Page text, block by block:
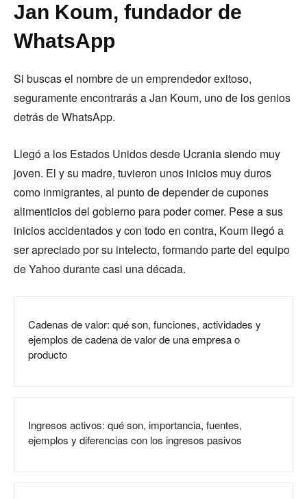
Jan Koum, fundador de
WhatsApp
Si buscas el nombre de un emprendedor exitoso,
seguramente encontrarás a Jan Koum, uno de los genios
detrás de WhatsApp.
Llegó a los Estados Unidos desde Ucrania siendo muy
joven. El y su madre, tuvieron unos inicios muy duros
como inmigrantes, al punto de depender de cupones
alimenticios del gobierno para poder comer. Pese a sus
inicios accidentados y con todo en contra, Koum llegó a
ser apreciado por su intelecto, formando parte del equipo
de Yahoo durante casi una década.
Cadenas de valor: qué son, funciones, actividades y
ejemplos de cadena de valor de una empresa o
producto
Ingresos activos: qué son, importancia, fuentes,
ejemplos y diferencias con los ingresos pasivos